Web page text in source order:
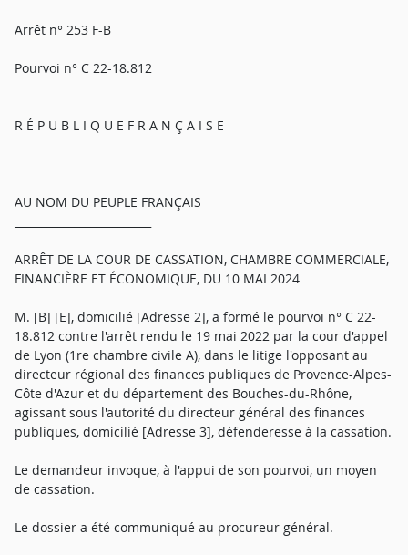
Arrêt n° 253 F-B
Pourvoi n° C 22-18.812
R É P U B L I Q U E F R A N Ç A I S E
AU NOM DU PEUPLE FRANÇAIS
ARRÊT DE LA COUR DE CASSATION, CHAMBRE COMMERCIALE,
FINANCIÈRE ET ÉCONOMIQUE, DU 10 MAI 2024
M. [B] [E], domicilié [Adresse 2], a formé le pourvoi n° C 22-
18.812 contre l'arrêt rendu le 19 mai 2022 par la cour d'appel
de Lyon (1re chambre civile A), dans le litige l'opposant au
directeur régional des finances publiques de Provence-Alpes-
Côte d'Azur et du département des Bouches-du-Rhône,
agissant sous l'autorité du directeur général des finances
publiques, domicilié [Adresse 3], défenderesse à la cassation.
Le demandeur invoque, à l'appui de son pourvoi, un moyen
de cassation.
Le dossier a été communiqué au procureur général.